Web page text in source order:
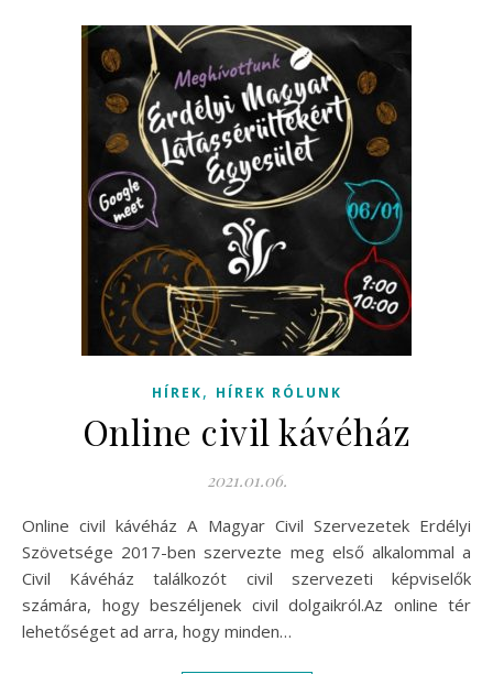
HÍREK, HÍREK RÓLUNK
Online civil kávéház
2021.01.06.
Online civil kávéház A Magyar Civil Szervezetek Erdélyi
Szövetsége 2017-ben szervezte meg első alkalommal a
Civil Kávéház találkozót civil szervezeti képviselők
számára, hogy beszéljenek civil dolgaikról.Az online tér
lehetőséget ad arra, hogy minden…